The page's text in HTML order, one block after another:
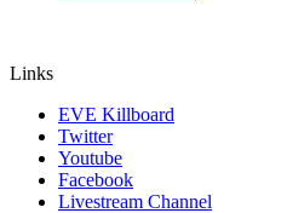
Links
EVE Killboard
Twitter
Youtube
Facebook
Livestream Channel